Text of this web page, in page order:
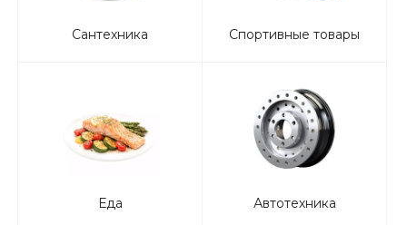
Сантехника Спортивные товары
Еда Автотехника